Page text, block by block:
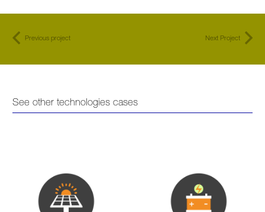
Previous project Next Project
See other technologies cases